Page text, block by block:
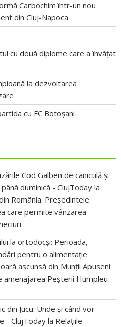
Carbochim într-un nou
din Cluj-Napoca
cu două diplome care a învățat
la dezvoltarea
cu FC Botoșani
Cod Galben de caniculă și
duminică - ClujToday la
România: Președintele
care permite vânzarea
la ortodocși: Perioada,
pentru o alimentație
ascunsă din Munții Apuseni:
amenajarea Peșterii Humpleu
din Jucu: Unde și când vor
- ClujToday la Relațiile